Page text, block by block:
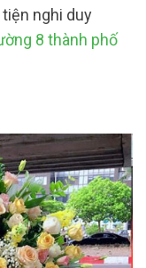
nghi duy
8 thành phố